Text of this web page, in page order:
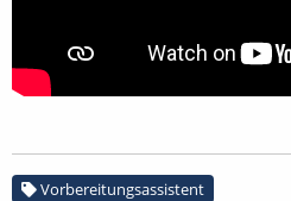
Vorbereitungsassistent